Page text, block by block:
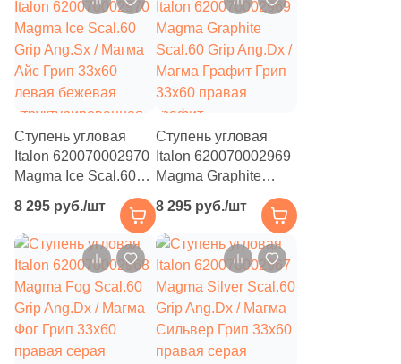
под камень
структурированная
под камень
Ступень угловая
Italon 620070002970
Magma Ice Scal.60
Grip Ang.Sx / Магма
Айс Грип 33x60
левая бежевая
структурированная
под камень
8 295 руб./шт
Ступень угловая
Italon 620070002969
Magma Graphite
Scal.60 Grip Ang.Dx /
Магма Графит Грип
33x60 правая
графит
структурированная
под камень
8 295 руб./шт